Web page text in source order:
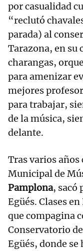
por casualidad
“reclutó
parada) al
Tarazona, en su
charangas,
para amenizar
mejores
para trabajar,
de la música,
delante.
Tras varios años
Municipal de
Pamplona, sacó
Egüés. Clases
que compagina
Conservatorio
Egüés, donde